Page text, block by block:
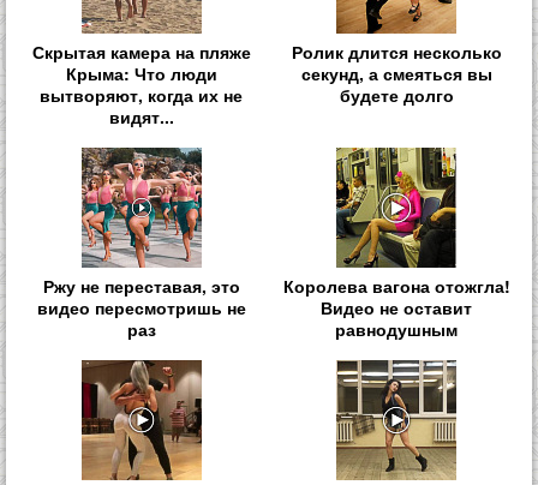
Скрытая камера на пляже
Крыма: Что люди
вытворяют, когда их не
видят...
Ролик длится несколько
секунд, а смеяться вы
будете долго
Ржу не переставая, это
видео пересмотришь не
раз
Королева вагона отожгла!
Видео не оставит
равнодушным